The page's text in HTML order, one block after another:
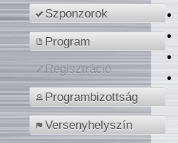
Szponzorok
Program
Regisztráció
Programbizottság
Versenyhelyszín